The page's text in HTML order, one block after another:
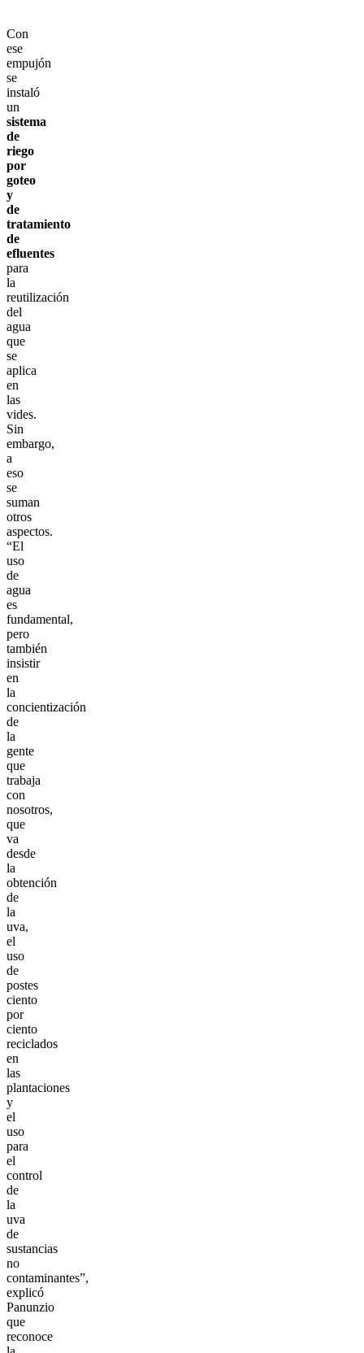
Con
ese
empujón
se
instaló
un
sistema
de
riego
por
goteo
y
de
tratamiento
de
efluentes
para
la
reutilización
del
agua
que
se
aplica
en
las
vides.
Sin
embargo,
a
eso
se
suman
otros
aspectos.
“El
uso
de
agua
es
fundamental,
pero
también
insistir
en
la
concientización
de
la
gente
que
trabaja
con
nosotros,
que
va
desde
la
obtención
de
la
uva,
el
uso
de
postes
ciento
por
ciento
reciclados
en
las
plantaciones
y
el
uso
para
el
control
de
la
uva
de
sustancias
no
contaminantes”,
explicó
Panunzio
que
reconoce